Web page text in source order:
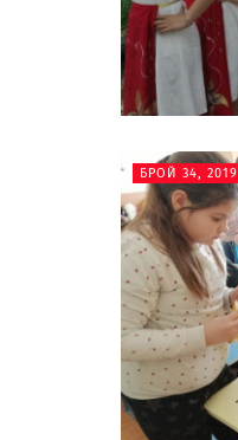
БРОЙ 34, 2019